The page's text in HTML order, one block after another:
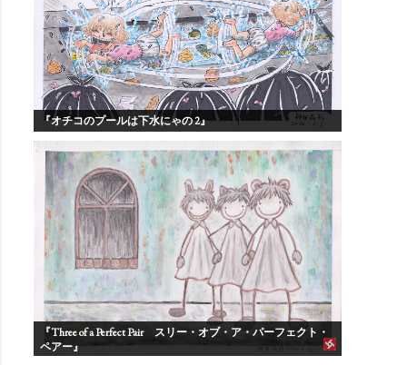
『オチコのプールは下水にゃの 2』
『Three of a Perfect Pair スリー・オブ・ア・パーフェクト・
ペアー』